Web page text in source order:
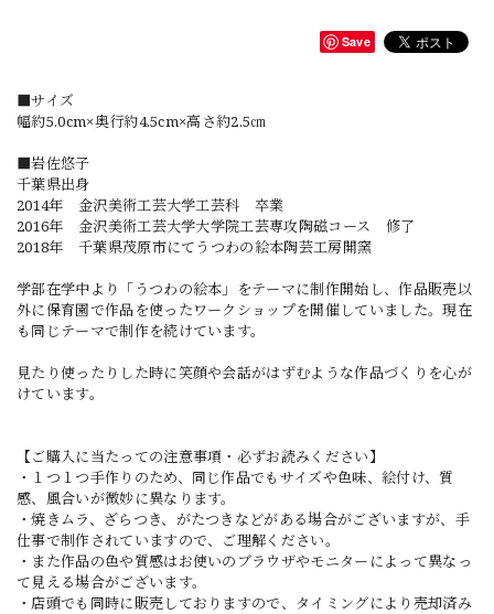
Save
■サイズ
幅約5.0cm×奥行約4.5cm×高さ約2.5㎝
■岩佐悠子
千葉県出身
2014年 金沢美術工芸大学工芸科 卒業
2016年 金沢美術工芸大学大学院工芸専攻陶磁コース 修了
2018年 千葉県茂原市にてうつわの絵本陶芸工房開窯
学部在学中より「うつわの絵本」をテーマに制作開始し、作品販売以
外に保育園で作品を使ったワークショップを開催していました。現在
も同じテーマで制作を続けています。
見たり使ったりした時に笑顔や会話がはずむような作品づくりを心が
けています。
【ご購入に当たっての注意事項・必ずお読みください】
・１つ１つ手作りのため、同じ作品でもサイズや色味、絵付け、質
感、風合いが微妙に異なります。
・焼きムラ、ざらつき、がたつきなどがある場合がございますが、手
仕事で制作されていますので、ご理解ください。
・また作品の色や質感はお使いのブラウザやモニターによって異なっ
て見える場合がございます。
・店頭でも同時に販売しておりますので、タイミングにより売却済み